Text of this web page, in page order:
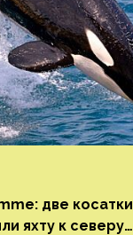
две косатки
яхту к северу